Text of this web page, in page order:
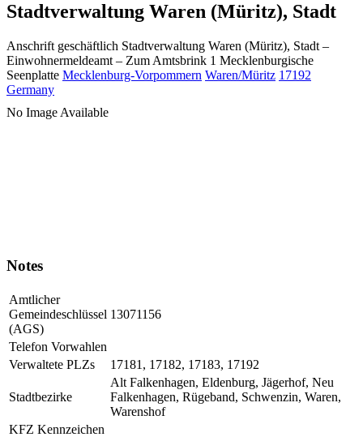
Stadtverwaltung Waren (Müritz), Stadt
Anschrift geschäftlich Stadtverwaltung Waren (Müritz), Stadt –
Einwohnermeldeamt – Zum Amtsbrink 1 Mecklenburgische
Seenplatte Mecklenburg-Vorpommern Waren/Müritz 17192
Germany
No Image Available
Notes
Amtlicher
Gemeindeschlüssel
(AGS)
13071156
Telefon Vorwahlen
Verwaltete PLZs
17181, 17182, 17183, 17192
Stadtbezirke
Alt Falkenhagen, Eldenburg, Jägerhof, Neu
Falkenhagen, Rügeband, Schwenzin, Waren,
Warenshof
KFZ Kennzeichen